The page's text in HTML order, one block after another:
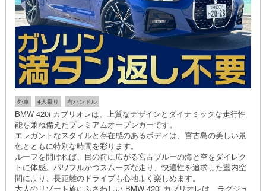
外車 4人乗り 右ハンドル
BMW 420i カブリオレは、上質なデザインとダイナミックな走行性
能を兼ね備えたプレミアムオープンカーです。
エレガントなスタイルと存在感のあるボディは、宮古島の美しい景
色とともに特別な時間を彩ります。
ルーフを開ければ、目の前に広がる宮古ブルーの海と空をダイレク
トに体感。パワフルかつスムーズな走り、快適性を追求した室内空
間により、長距離のドライブも心地よく楽しめます。
大人のリゾート旅にふさわしい BMW 420i カブリオレは、ラグジュ